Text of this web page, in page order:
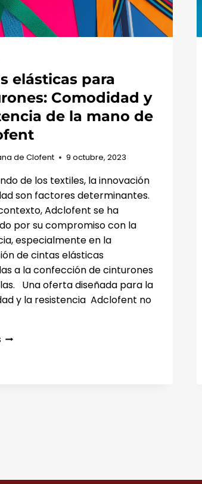
elásticas para
Comodidad y
de la mano de
de Clofent 9 octubre, 2023
de los textiles, la innovación
son factores determinantes.
Adclofent se ha
por su compromiso con la
especialmente en la
de cintas elásticas
a la confección de cinturones
Una oferta diseñada para la
y la resistencia Adclofent no
CINTAS